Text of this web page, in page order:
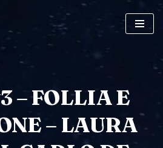
– FOLLIA E
– LAURA